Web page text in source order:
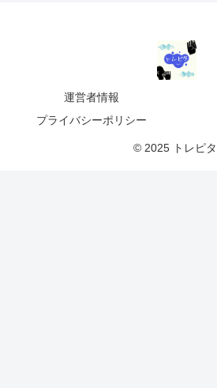
運営者情報
プライバシーポリシー
© 2025 トレピ